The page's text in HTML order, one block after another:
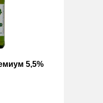
5,5%